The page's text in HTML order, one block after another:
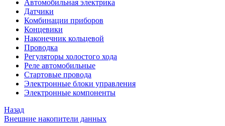
Автомобильная электрика
Датчики
Комбинации приборов
Концевики
Наконечник кольцевой
Проводка
Регуляторы холостого хода
Реле автомобильные
Стартовые провода
Электронные блоки управления
Электронные компоненты
Назад
Внешние накопители данных